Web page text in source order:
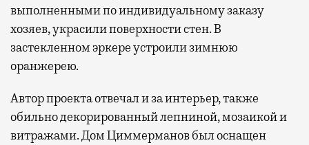
выполненными по индивидуальному заказу
хозяев, украсили поверхности стен. В
застекленном эркере устроили зимнюю
оранжерею.
Автор проекта отвечал и за интерьер, также
обильно декорированный лепниной, мозаикой и
витражами. Дом Циммерманов был оснащен